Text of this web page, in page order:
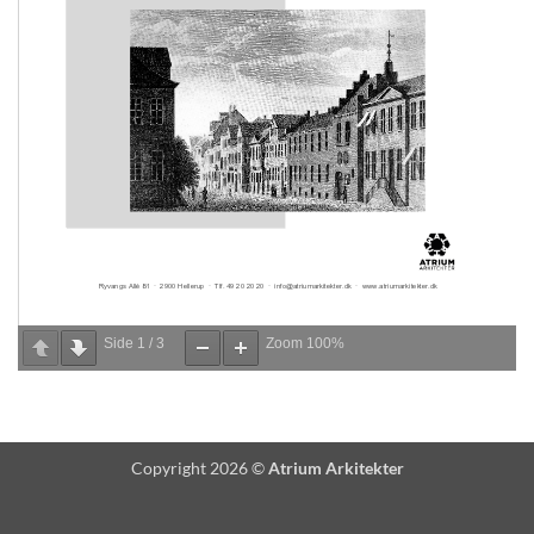
Side 1 / 3 Zoom 100%
Copyright 2026 ©Atrium Arkitekter